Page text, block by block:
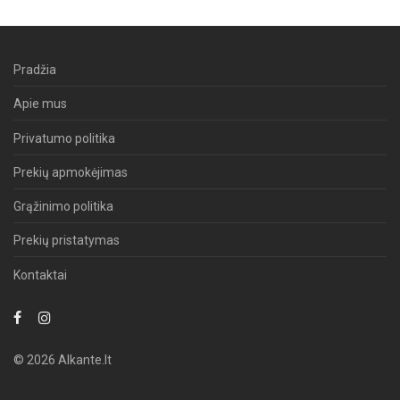
Pradžia
Apie mus
Privatumo politika
Prekių apmokėjimas
Grąžinimo politika
Prekių pristatymas
Kontaktai
© 2026 Alkante.lt